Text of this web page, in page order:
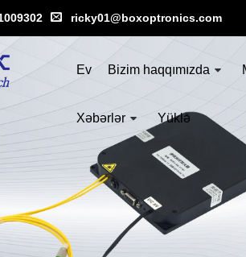
ricky01@boxoptronics.com
Ev Bizim haqqımızda
Xəbərlər Yüklə